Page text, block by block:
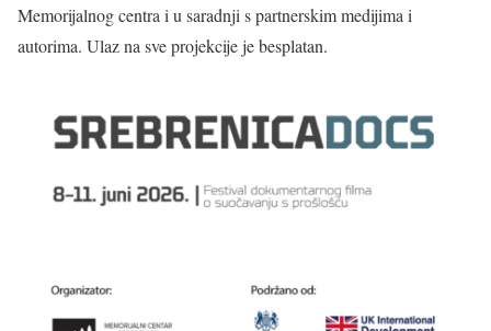
Memorijalnog centra i u saradnji s partnerskim medijima i
autorima. Ulaz na sve projekcije je besplatan.